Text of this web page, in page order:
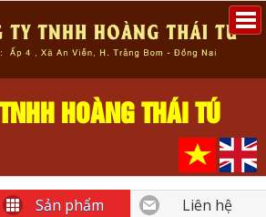
HOÀNG THÁI TÚ
Sản phẩm Liên hệ